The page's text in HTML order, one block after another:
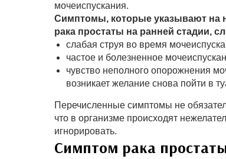
мочеиспускания.
Симптомы, которые указывают на
рака простаты на ранней стадии,
слабая струя во время
частое и болезненное
чувство неполного опорожнения
возникает желание снова пойти в
Перечисленные симптомы не
что в организме происходят
игнорировать.
Симптом рака